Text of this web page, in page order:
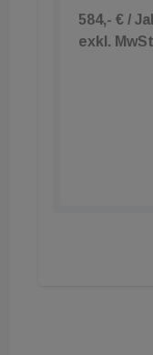
584,- € /
exkl.